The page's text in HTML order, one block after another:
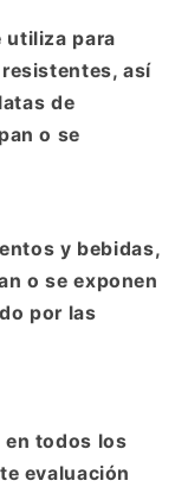
utiliza para
así
de
o se
y bebidas,
o se exponen
por las
en todos los
evaluación